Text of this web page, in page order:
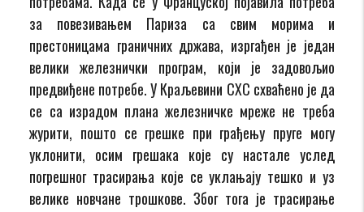
за повезивањем Париза са свим морима и
престоницама граничних држава, изргађен je један
велики железнички програм, који je задовољиo
предвиђене потребе. У Краљевини СХС схваћено је да
се са израдом плана железничке мреже не треба
журити, пошто се грешке при грађењу пруге могу
уклонити, осим грешака које су настале услед
погрешног трасирања које се уклањају тешко и уз
велике новчане трошкове. Због тога је трасирање